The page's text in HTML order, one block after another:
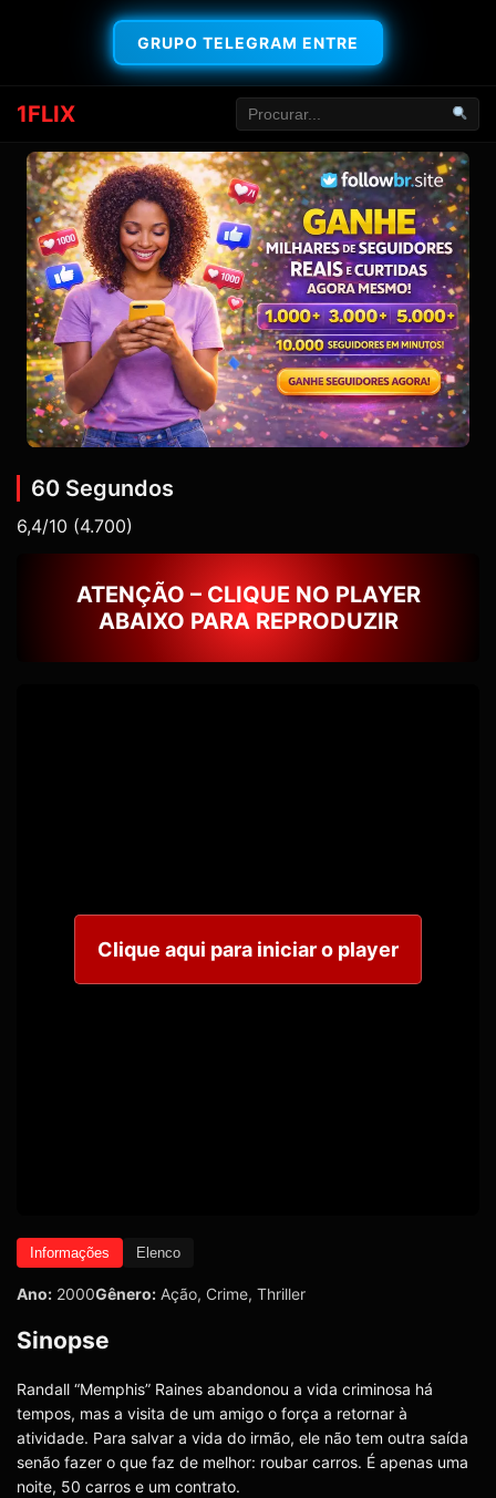
GRUPO TELEGRAM ENTRE
1FLIX
60 Segundos
6,4/10 (4.700)
ATENÇÃO – CLIQUE NO PLAYER
ABAIXO PARA REPRODUZIR
Clique aqui para iniciar o player
Informações Elenco
Ano: 2000Gênero: Ação, Crime, Thriller
Sinopse
Randall “Memphis” Raines abandonou a vida criminosa há
tempos, mas a visita de um amigo o força a retornar à
atividade. Para salvar a vida do irmão, ele não tem outra saída
senão fazer o que faz de melhor: roubar carros. É apenas uma
noite, 50 carros e um contrato.